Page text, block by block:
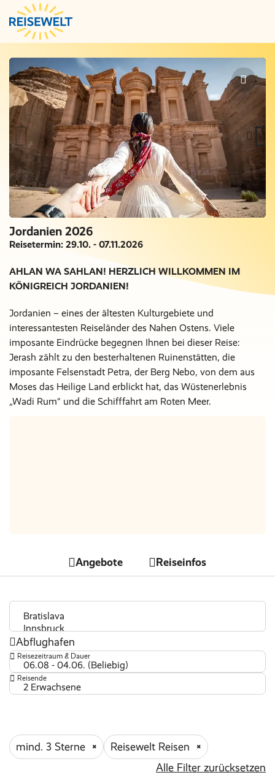
Jordanien 2026
Reisetermin: 29.10. - 07.11.2026
AHLAN WA SAHLAN! HERZLICH WILLKOMMEN IM
KÖNIGREICH JORDANIEN!
Jordanien – eines der ältesten Kulturgebiete und
interessantesten Reiseländer des Nahen Ostens. Viele
imposante Eindrücke begegnen Ihnen bei dieser Reise:
Jerash zählt zu den besterhaltenen Ruinenstätten, die
imposante Felsenstadt Petra, der Berg Nebo, von dem aus
Moses das Heilige Land erblickt hat, das Wüstenerlebnis
„Wadi Rum“ und die Schifffahrt am Roten Meer.
Angebote Reiseinfos
Abflughafen
Reisezeitraum & Dauer
06.08 - 04.06. (Beliebig)
Reisende
2 Erwachsene
mind. 3 Sterne
Reisewelt Reisen
Alle Filter zurücksetzen